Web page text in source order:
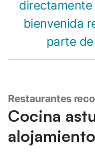
bienvenida
parte
Restaurantes
Cocina
alojamiento